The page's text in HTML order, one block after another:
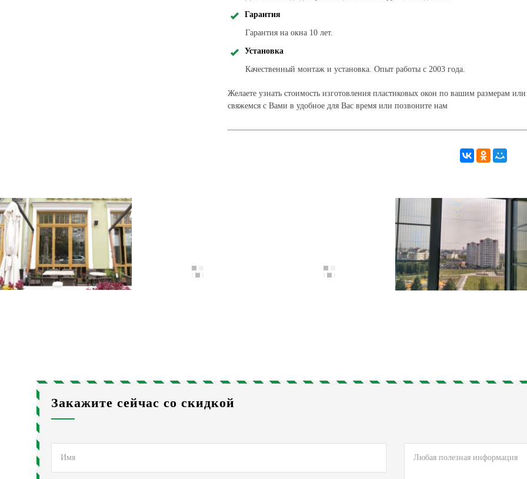
Гарантия
Гарантия на окна 10 лет.
Установка
Качественный монтаж и установка. Опыт работы с 2003 года.
Желаете узнать стоимость изготовления пластиковых окон по вашим размерам
свяжемся с Вами в удобное для Вас время или позвоните нам
Закажите сейчас со скидкой